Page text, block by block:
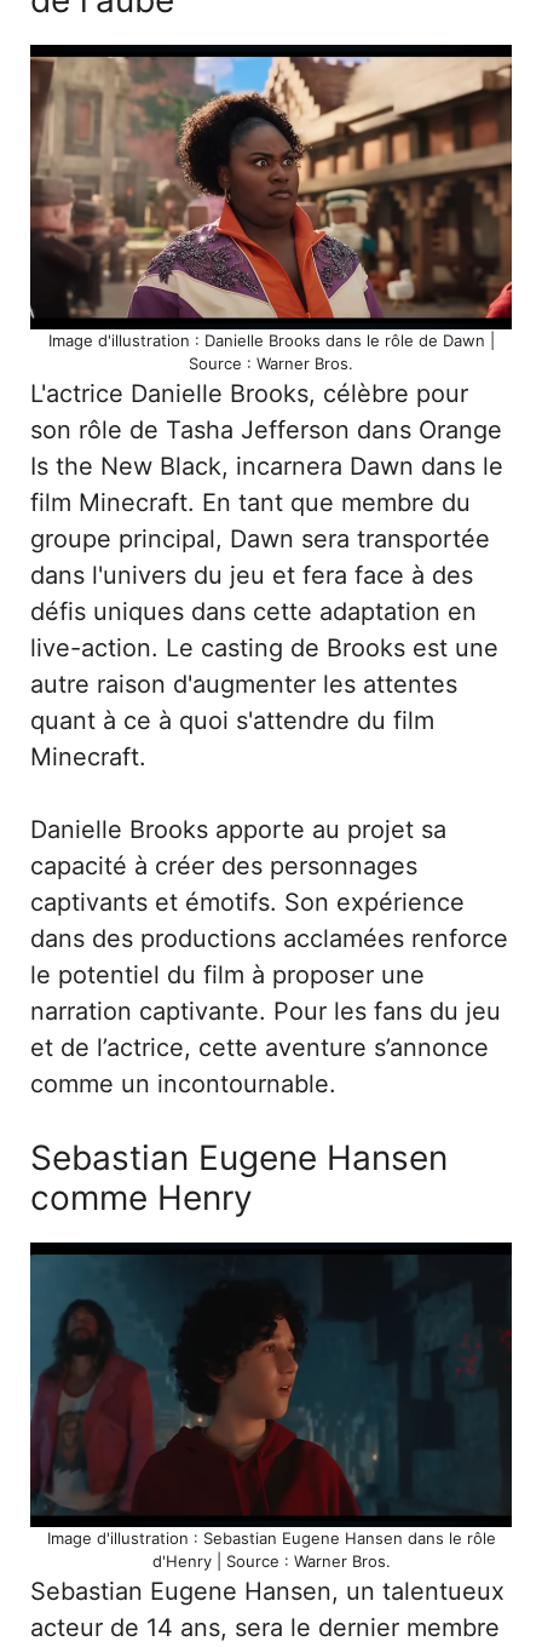
Image d'illustration : Danielle Brooks dans le rôle de Dawn |
Source : Warner Bros.
L'actrice Danielle Brooks, célèbre pour
son rôle de Tasha Jefferson dans Orange
Is the New Black, incarnera Dawn dans le
film Minecraft. En tant que membre du
groupe principal, Dawn sera transportée
dans l'univers du jeu et fera face à des
défis uniques dans cette adaptation en
live-action. Le casting de Brooks est une
autre raison d'augmenter les attentes
quant à ce à quoi s'attendre du film
Minecraft.
Danielle Brooks apporte au projet sa
capacité à créer des personnages
captivants et émotifs. Son expérience
dans des productions acclamées renforce
le potentiel du film à proposer une
narration captivante. Pour les fans du jeu
et de l’actrice, cette aventure s’annonce
comme un incontournable.
Sebastian Eugene Hansen
comme Henry
Image d'illustration : Sebastian Eugene Hansen dans le rôle
d'Henry | Source : Warner Bros.
Sebastian Eugene Hansen, un talentueux
acteur de 14 ans, sera le dernier membre